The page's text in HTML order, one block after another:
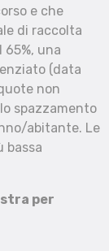
e che
di raccolta
una
(data
non
spazzamento
abitante. Le
bassa
per